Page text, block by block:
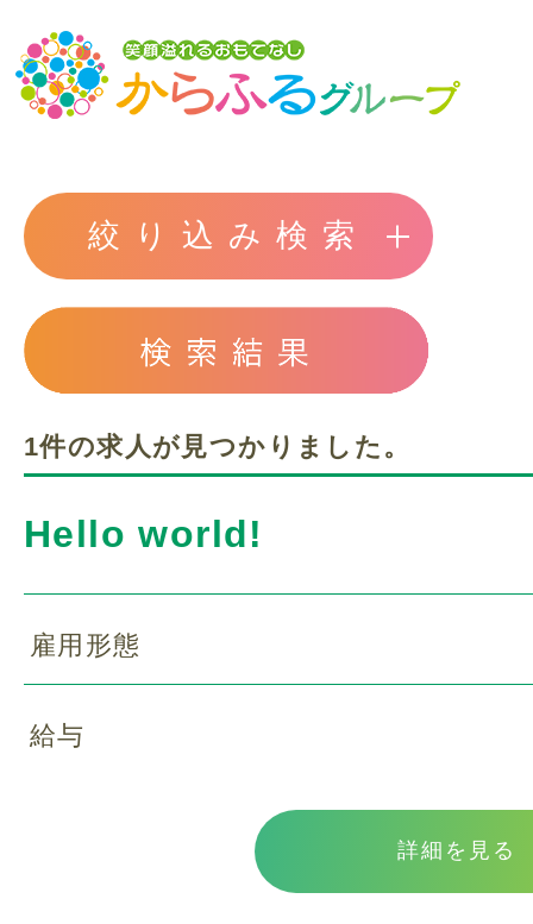
トップ
からふるグループの想い
介護サービスを探す
スタッフ紹介
ご利用の流れ
絞り込み検索
1件の求人が見つかりました。
Hello world!
雇用形態
給与
詳細を見る